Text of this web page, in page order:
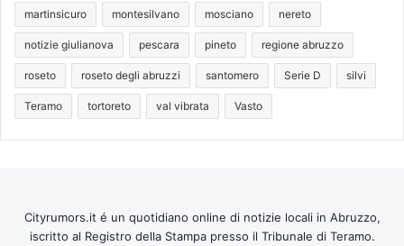
martinsicuro montesilvano mosciano nereto
notizie giulianova pescara pineto regione abruzzo
roseto roseto degli abruzzi santomero Serie D silvi
Teramo tortoreto val vibrata Vasto
Cityrumors.it é un quotidiano online di notizie locali in Abruzzo,
iscritto al Registro della Stampa presso il Tribunale di Teramo.